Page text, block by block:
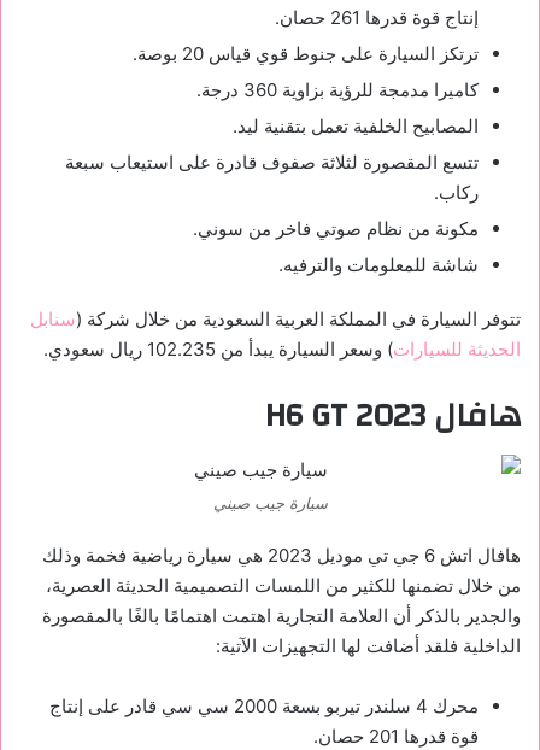
إنتاج قوة قدرها 261 حصان.
ترتكز السيارة على جنوط قوي قياس 20 بوصة.
كاميرا مدمجة للرؤية بزاوية 360 درجة.
المصابيح الخلفية تعمل بتقنية ليد.
تتسع المقصورة لثلاثة صفوف قادرة على استيعاب سبعة
ركاب.
مكونة من نظام صوتي فاخر من سوني.
شاشة للمعلومات والترفيه.
تتوفر السيارة في المملكة العربية السعودية من خلال شركة (سنابل
الحديثة للسيارات) وسعر السيارة يبدأ من 102.235 ريال سعودي.
هافال H6 GT 2023
سيارة جيب صيني
هافال اتش 6 جي تي موديل 2023 هي سيارة رياضية فخمة وذلك
من خلال تضمنها للكثير من اللمسات التصميمية الحديثة العصرية،
والجدير بالذكر أن العلامة التجارية اهتمت اهتمامًا بالغًا بالمقصورة
الداخلية فلقد أضافت لها التجهيزات الآتية:
محرك 4 سلندر تيربو بسعة 2000 سي سي قادر على إنتاج
قوة قدرها 201 حصان.